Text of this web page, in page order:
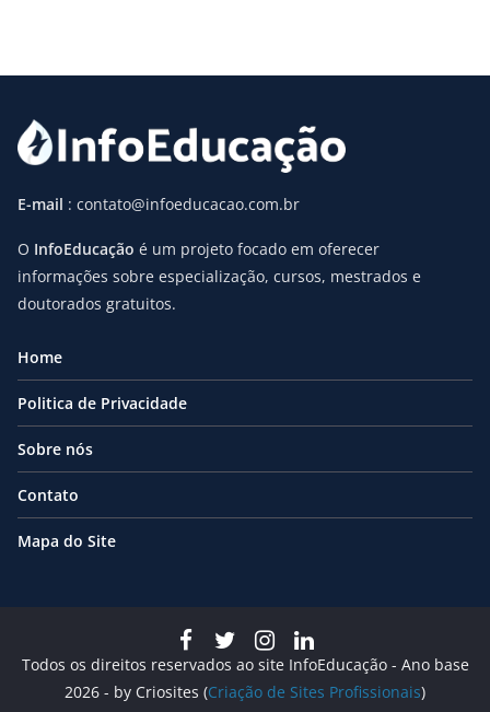
E-mail : contato@infoeducacao.com.br
O InfoEducação é um projeto focado em oferecer
informações sobre especialização, cursos, mestrados e
doutorados gratuitos.
Home
Politica de Privacidade
Sobre nós
Contato
Mapa do Site
Todos os direitos reservados ao site InfoEducação - Ano base
2026 - by Criosites (Criação de Sites Profissionais)